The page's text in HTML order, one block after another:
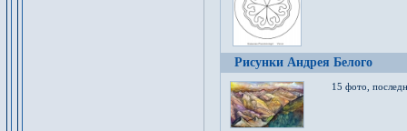
Рисунки Андрея Белого
15 фото,